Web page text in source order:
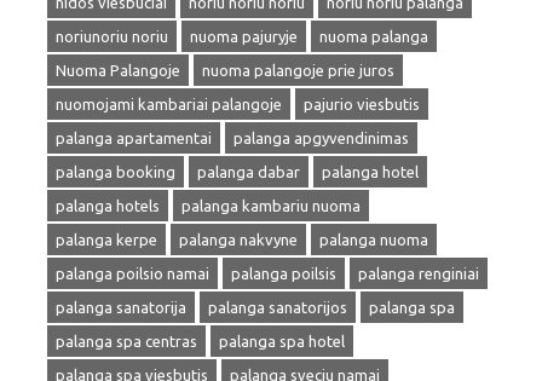
noriunoriu noriu
nuoma pajuryje
nuoma palanga
Nuoma Palangoje
nuoma palangoje prie juros
nuomojami kambariai palangoje
pajurio viesbutis
palanga apartamentai
palanga apgyvendinimas
palanga booking
palanga dabar
palanga hotel
palanga hotels
palanga kambariu nuoma
palanga kerpe
palanga nakvyne
palanga nuoma
palanga poilsio namai
palanga poilsis
palanga renginiai
palanga sanatorija
palanga sanatorijos
palanga spa
palanga spa centras
palanga spa hotel
palanga spa viesbutis
palanga sveciu namai